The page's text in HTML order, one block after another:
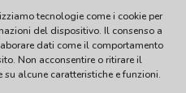
tecnologie come i cookie per
del dispositivo. Il consenso a
dati come il comportamento
Non acconsentire o ritirare il
alcune caratteristiche e funzioni.
- C.F. 97539810016 - Tel.